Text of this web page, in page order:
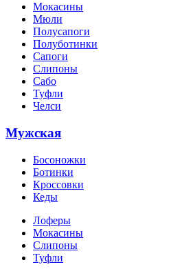
Мокасины
Мюли
Полусапоги
Полуботинки
Сапоги
Слипоны
Сабо
Туфли
Челси
Мужская
Босоножки
Ботинки
Кроссовки
Кеды
Лоферы
Мокасины
Слипоны
Туфли